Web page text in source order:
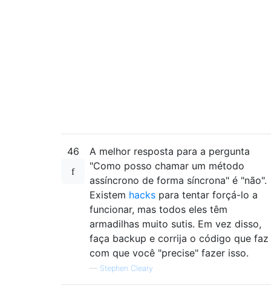
46
A melhor resposta para a pergunta
"Como posso chamar um método
assíncrono de forma síncrona" é "não".
Existem hacks para tentar forçá-lo a
funcionar, mas todos eles têm
armadilhas muito sutis. Em vez disso,
faça backup e corrija o código que faz
com que você "precise" fazer isso.
— Stephen Cleary